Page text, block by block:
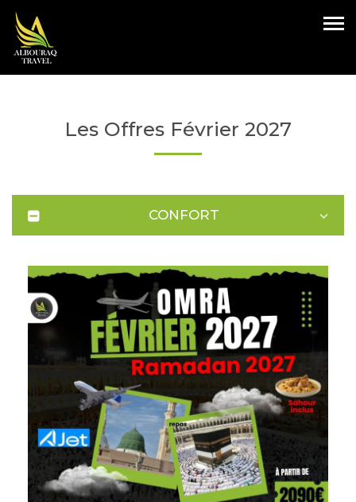
Les Offres Février 2027
CONFORT